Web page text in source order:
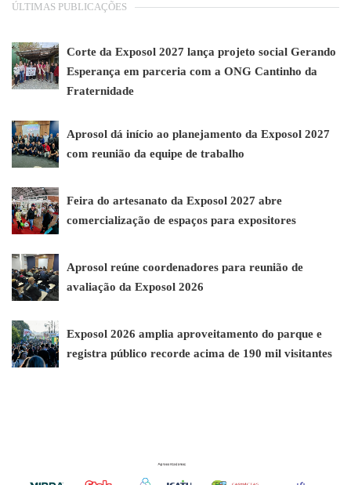
ÚLTIMAS PUBLICAÇÕES
Corte da Exposol 2027 lança projeto social Gerando
Esperança em parceria com a ONG Cantinho da
Fraternidade
Aprosol dá início ao planejamento da Exposol 2027
com reunião da equipe de trabalho
Feira do artesanato da Exposol 2027 abre
comercialização de espaços para expositores
Aprosol reúne coordenadores para reunião de
avaliação da Exposol 2026
Exposol 2026 amplia aproveitamento do parque e
registra público recorde acima de 190 mil visitantes